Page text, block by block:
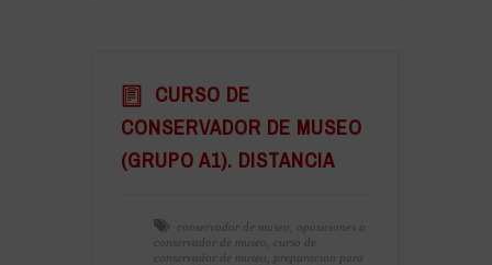
CURSO DE
CONSERVADOR DE MUSEO
(GRUPO A1). DISTANCIA
conservador de museo
oposiciones a
conservador de museo
curso de
conservador de museo
preparacion para